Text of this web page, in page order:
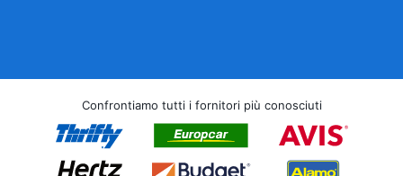
Confrontiamo tutti i fornitori più conosciuti